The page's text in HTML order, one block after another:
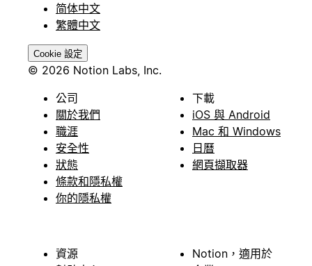
简体中文
繁體中文
Cookie 設定
© 2026 Notion Labs, Inc.
公司
關於我們
職涯
安全性
狀態
條款和隱私權
你的隱私權
下載
iOS 與 Android
Mac 和 Windows
日曆
網頁擷取器
資源
Notion，適用於